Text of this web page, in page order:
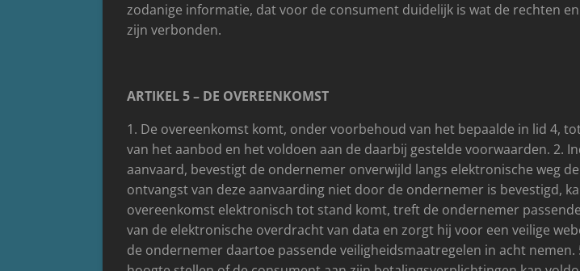
zodanige informatie, dat voor de consument duidelijk is wat de rechten
zijn verbonden.
ARTIKEL 5 – DE OVEREENKOMST
1. De overeenkomst komt, onder voorbehoud van het bepaalde in lid 4,
van het aanbod en het voldoen aan de daarbij gestelde voorwaarden. 2.
aanvaard, bevestigt de ondernemer onverwijld langs elektronische weg
ontvangst van deze aanvaarding niet door de ondernemer is bevestigd,
overeenkomst elektronisch tot stand komt, treft de ondernemer
van de elektronische overdracht van data en zorgt hij voor een veilige
de ondernemer daartoe passende veiligheidsmaatregelen in acht